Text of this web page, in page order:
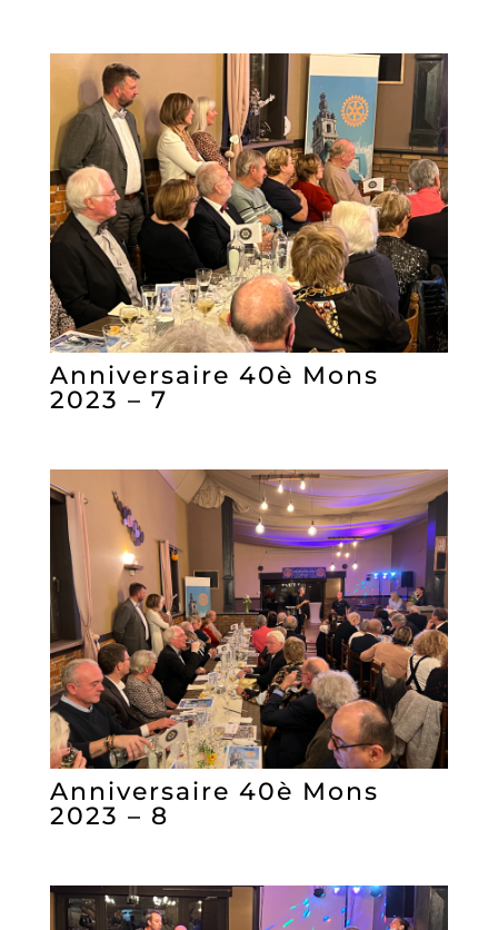
Anniversaire 40è Mons
2023 – 7
Anniversaire 40è Mons
2023 – 8